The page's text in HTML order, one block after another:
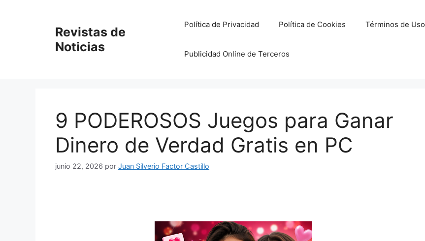
Revistas de
Noticias
Política de Privacidad Política de Cookies Términos de Uso
Publicidad Online de Terceros
9 PODEROSOS Juegos para Ganar
Dinero de Verdad Gratis en PC
junio 22, 2026 por Juan Silverio Factor Castillo